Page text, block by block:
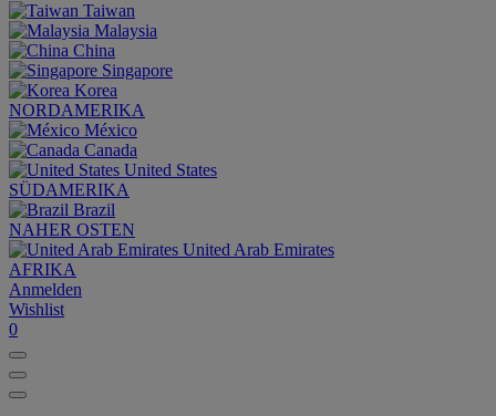
Taiwan
Malaysia
China
Singapore
Korea
NORDAMERIKA
México
Canada
United States
SÜDAMERIKA
Brazil
NAHER OSTEN
United Arab Emirates
AFRIKA
Anmelden
Wishlist
0